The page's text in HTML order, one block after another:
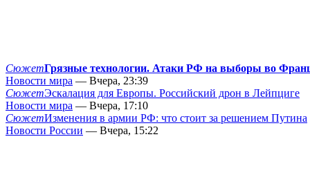
СюжетГрязные технологии. Атаки РФ на выборы во
Новости мира — Вчера, 23:39
СюжетЭскалация для Европы. Российский дрон в Лейпциге
Новости мира — Вчера, 17:10
СюжетИзменения в армии РФ: что стоит за решением Путина
Новости России — Вчера, 15:22